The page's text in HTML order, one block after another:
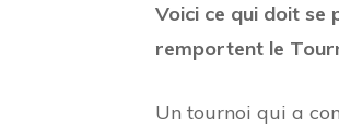
Voici ce qui doit se
remportent le
Un tournoi qui a